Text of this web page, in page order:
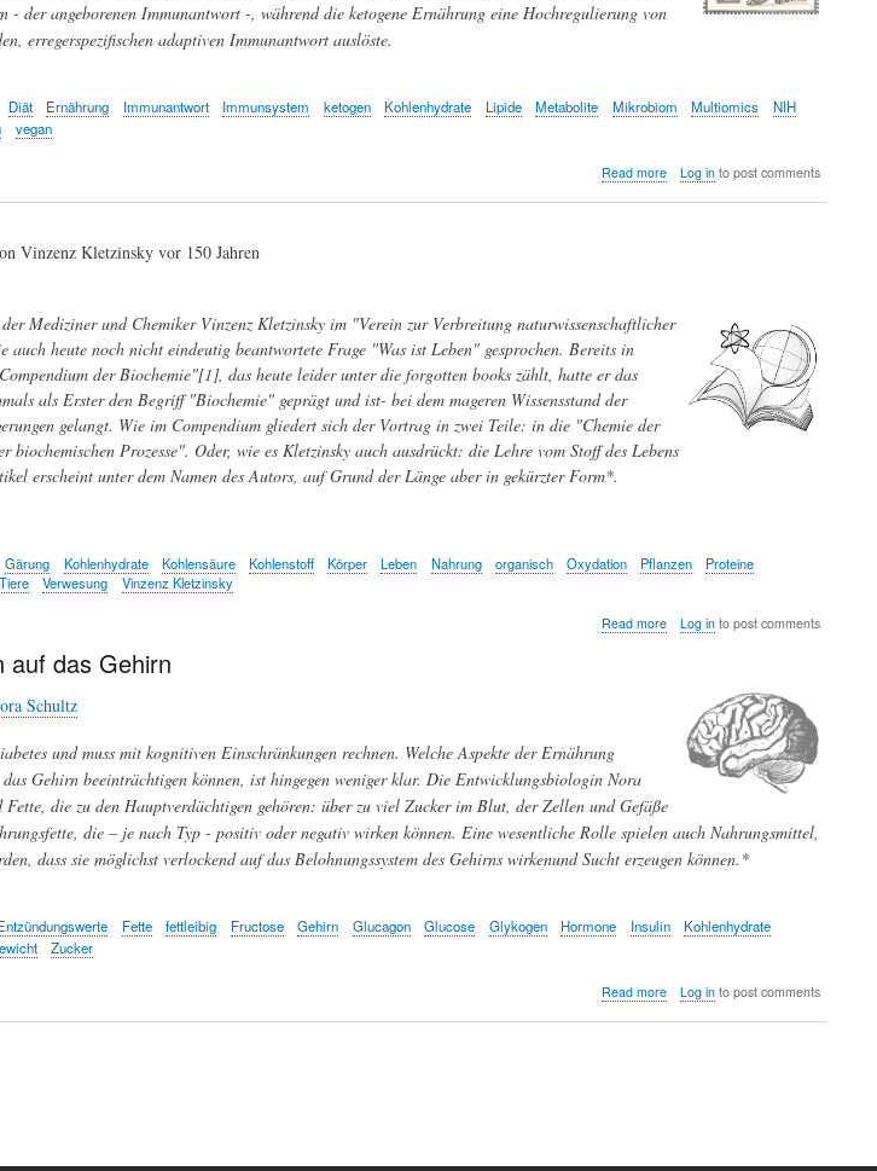
- der angeborenen Immunantwort -, während die ketogene Ernährung eine Hochregulierung von
erregerspezifischen adaptiven Immunantwort auslöste.
Diät Ernährung Immunantwort Immunsystem ketogen Kohlenhydrate Lipide Metabolite Mikrobiom Multiomics
NIH
vegan
Read moreabout
ketogene
Ernährung
unser
Immunsystem
Log into post comments
Vinzenz Kletzinsky vor 150 Jahren
Mediziner und Chemiker Vinzenz Kletzinsky im "Verein zur Verbreitung naturwissenschaftlicher
auch heute noch nicht eindeutig beantwortete Frage "Was ist Leben" gesprochen. Bereits in
der Biochemie"[1], das heute leider unter die forgotten books zählt, hatte er das
als Erster den Begriff "Biochemie" geprägt und ist- bei dem mageren Wissensstand der
gelangt. Wie im Compendium gliedert sich der Vortrag in zwei Teile: in die "Chemie der
biochemischen Prozesse". Oder, wie es Kletzinsky auch ausdrückt: die Lehre vom Stoff des Lebens
erscheint unter dem Namen des Autors, auf Grund der Länge aber in gekürzter Form*.
Gärung Kohlenhydrate Kohlensäure Kohlenstoff Körper Leben Nahrung organisch Oxydation Pflanzen
Proteine
Tiere Verwesung Vinzenz Kletzinsky
Read moreabout
Lebensprocesses
Vortrag
vor
150
Jahren
Log into post comments
auf das Gehirn
Schultz
und muss mit kognitiven Einschränkungen rechnen. Welche Aspekte der Ernährung
Gehirn beeinträchtigen können, ist hingegen weniger klar. Die Entwicklungsbiologin Nora
die zu den Hauptverdächtigen gehören: über zu viel Zucker im Blut, der Zellen und Gefäße
die – je nach Typ - positiv oder negativ wirken können. Eine wesentliche Rolle spielen auch Nahrungsmittel,
dass sie möglichst verlockend auf das Belohnungssystem des Gehirns wirkenund Sucht erzeugen können.*
Fette fettleibig Fructose Gehirn Glucagon Glucose Glykogen Hormone Insulin
Kohlenhydrate
Zucker
Read moreabout
Log into post comments